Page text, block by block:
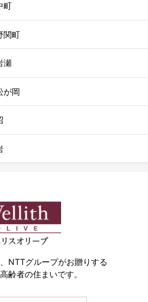
町
関町
瀬
が岡
NTTグループがお贈りする
齢者の住まいです。